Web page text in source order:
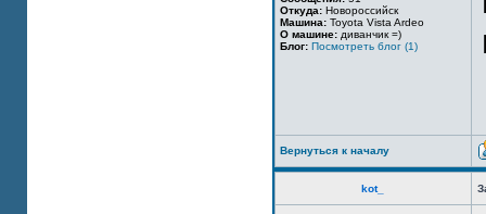
Откуда: Новороссийск
Машина: Toyota Vista Ardeo
О машине: диванчик =)
Блог: Посмотреть блог (1)
Вернуться к началу
kot_